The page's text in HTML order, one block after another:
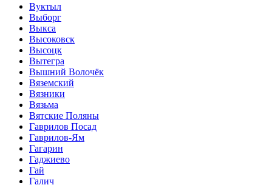
Вуктыл
Выборг
Выкса
Высоковск
Высоцк
Вытегра
Вышний Волочёк
Вяземский
Вязники
Вязьма
Вятские Поляны
Гаврилов Посад
Гаврилов-Ям
Гагарин
Гаджиево
Гай
Галич